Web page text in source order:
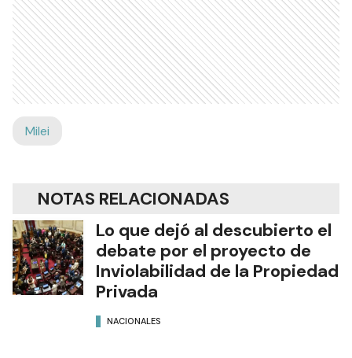
Milei
NOTAS RELACIONADAS
Lo que dejó al descubierto el
debate por el proyecto de
Inviolabilidad de la Propiedad
Privada
NACIONALES